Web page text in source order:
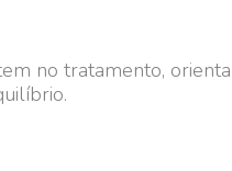
no tratamento,